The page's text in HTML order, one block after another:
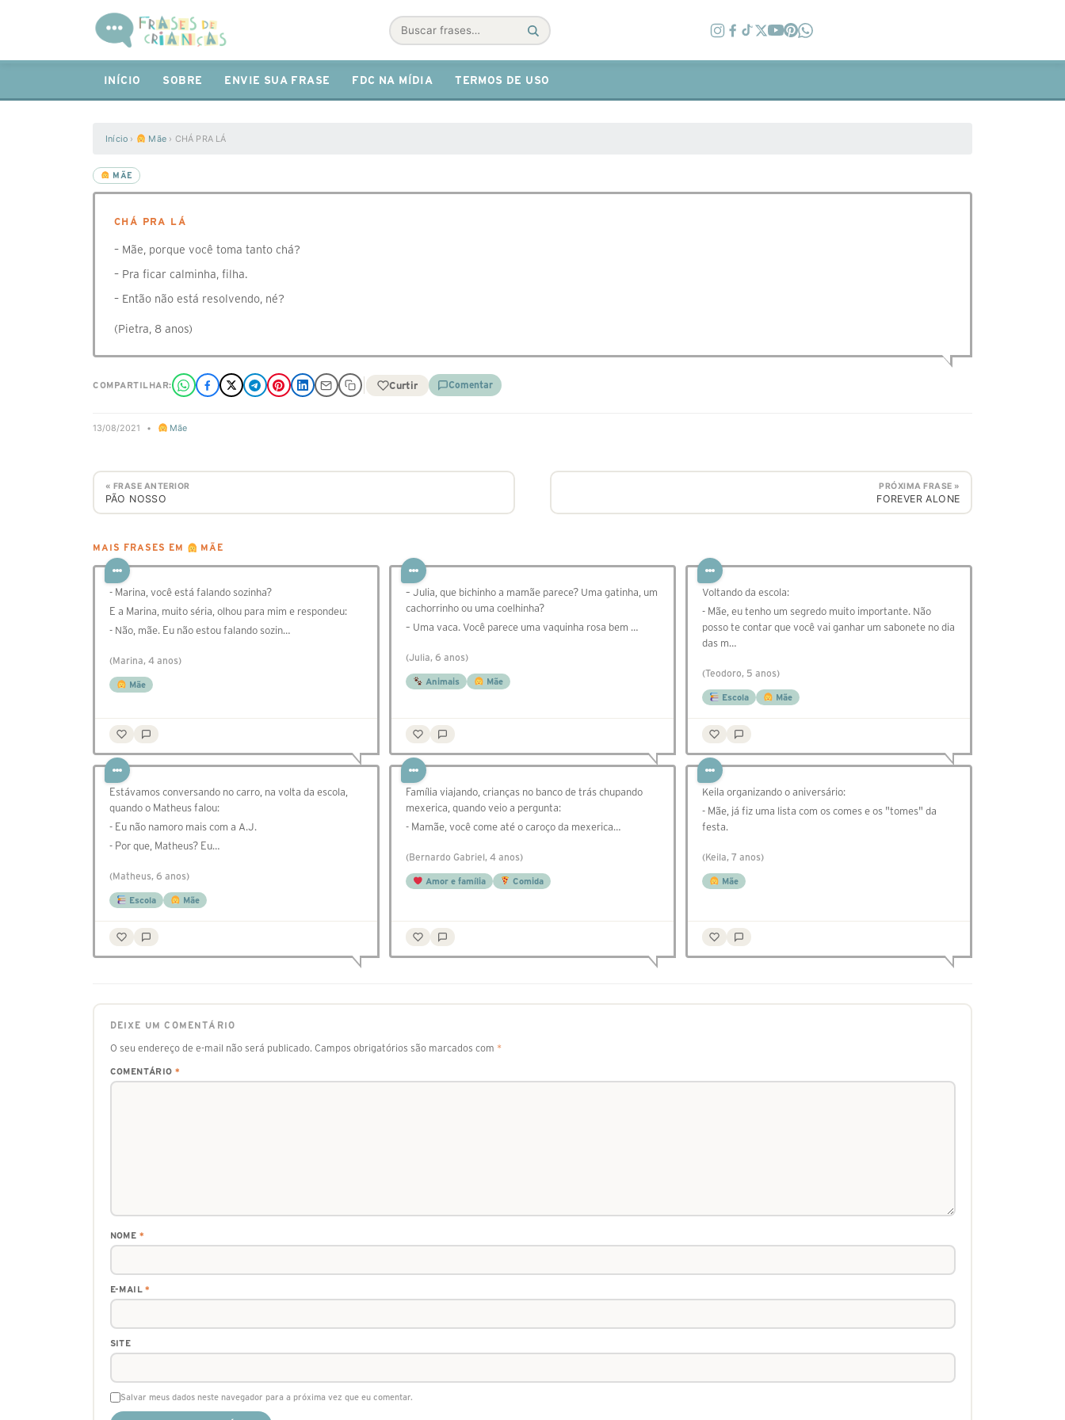
Buscar
INÍCIO SOBRE ENVIE SUA FRASE FDC NA MÍDIA TERMOS DE USO
Início › Mãe › CHÁ PRA LÁ
MÃE
CHÁ PRA LÁ
– Mãe, porque você toma tanto chá?
– Pra ficar calminha, filha.
– Então não está resolvendo, né?
(Pietra, 8 anos)
COMPARTILHAR: Curtir Comentar
13/08/2021 • Mãe
« FRASE ANTERIOR
PÃO NOSSO
PRÓXIMA FRASE »
FOREVER ALONE
MAIS FRASES EM MÃE
- Marina, você está falando sozinha?
E a Marina, muito séria, olhou para mim e respondeu:
- Não, mãe. Eu não estou falando sozin…
(Marina, 4 anos)
Mãe
– Julia, que bichinho a mamãe parece? Uma gatinha, um
cachorrinho ou uma coelhinha?
– Uma vaca. Você parece uma vaquinha rosa bem …
(Julia, 6 anos)
Animais Mãe
Voltando da escola:
- Mãe, eu tenho um segredo muito importante. Não
posso te contar que você vai ganhar um sabonete no dia
das m…
(Teodoro, 5 anos)
Escola Mãe
Estávamos conversando no carro, na volta da escola,
quando o Matheus falou:
- Eu não namoro mais com a A.J.
- Por que, Matheus? Eu…
(Matheus, 6 anos)
Escola Mãe
Família viajando, crianças no banco de trás chupando
mexerica, quando veio a pergunta:
- Mamãe, você come até o caroço da mexerica…
(Bernardo Gabriel, 4 anos)
Amor e família Comida
Keila organizando o aniversário:
- Mãe, já fiz uma lista com os comes e os "tomes" da
festa.
(Keila, 7 anos)
Mãe
DEIXE UM COMENTÁRIO
O seu endereço de e-mail não será publicado. Campos obrigatórios são marcados com *
COMENTÁRIO *
NOME *
E-MAIL*
SITE
Salvar meus dados neste navegador para a próxima vez que eu comentar.